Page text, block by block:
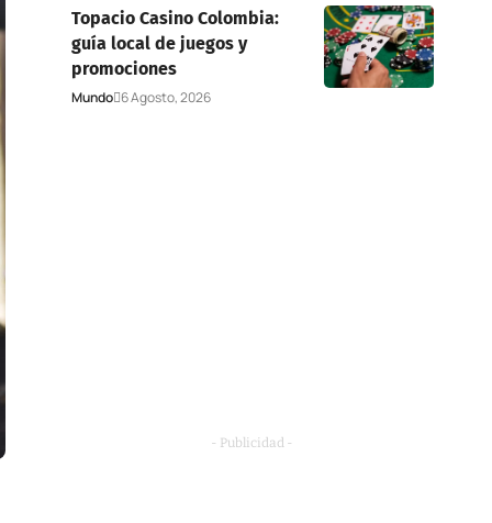
Topacio Casino Colombia:
guía local de juegos y
promociones
Mundo 6 Agosto, 2026
- Publicidad -